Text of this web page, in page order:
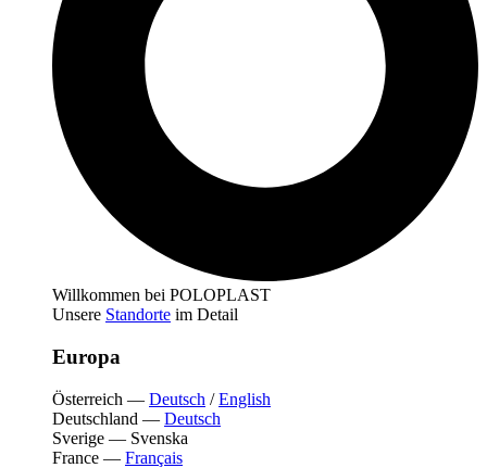
Willkommen bei POLOPLAST
Unsere Standorte im Detail
Europa
Österreich — Deutsch /English
Deutschland — Deutsch
Sverige — Svenska
France — Français